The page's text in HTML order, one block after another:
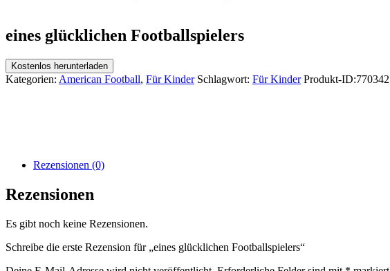
eines glücklichen Footballspielers
Kostenlos herunterladen
Kategorien: American Football, Für Kinder Schlagwort: Für Kinder Produkt-ID:770342
Rezensionen (0)
Rezensionen
Es gibt noch keine Rezensionen.
Schreibe die erste Rezension für „eines glücklichen Footballspielers“